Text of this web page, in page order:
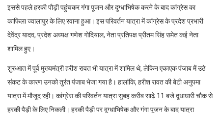
इससे पहले हरकी पौड़ी पहुंचकर गंगा पूजन और दुग्धाभिषेक करने के बाद कांग्रेस का
काफिला ज्वालापुर के लिए रवाना हुआ। इस परिवर्तन यात्रा में कांग्रेस के प्रदेश प्रभारी
देवेंद्र यादव, प्रदेश अध्यक्ष गणेश गोदियाल, नेता प्रतिपक्ष प्रीतम सिंह समेत कई नेता
शामिल हुए।
शुरुआत में पूर्व मुख्यमंत्री हरीश रावत भी यात्रा में शामिल थे, लेकिन एकाएक पंजाब में उठे
संकट के कारण उनको तुरंत पंजाब भेजा गया है। हालांकि, हरीश रावत की बेटी अनुपमा
यात्रा में मौजूद रही। कांग्रेस की परिवर्तन यात्रा सुबह करीब साढ़े 11 बजे दूधाधारी चौक से
हरकी पैड़ी के लिए निकली। हरकी पैड़ी पर दुग्धाभिषेक और गंगा पूजन के बाद यात्रा